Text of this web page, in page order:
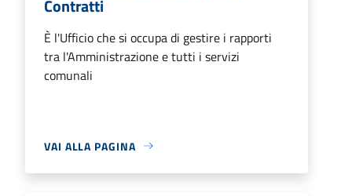
Contratti
È l'Ufficio che si occupa di gestire i rapporti
tra l'Amministrazione e tutti i servizi
comunali
VAI ALLA PAGINA